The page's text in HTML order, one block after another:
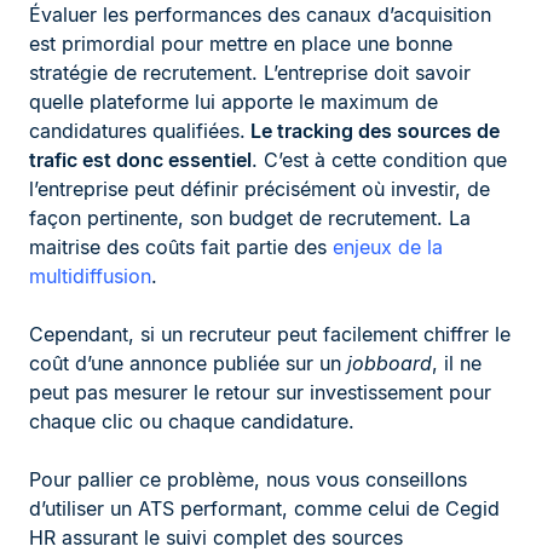
Évaluer les performances des canaux d’acquisition
est primordial pour mettre en place une bonne
stratégie de recrutement. L’entreprise doit savoir
quelle plateforme lui apporte le maximum de
candidatures qualifiées. Le tracking des sources de
trafic est donc essentiel. C’est à cette condition que
l’entreprise peut définir précisément où investir, de
façon pertinente, son budget de recrutement. La
maitrise des coûts fait partie des enjeux de la
multidiffusion.
Cependant, si un recruteur peut facilement chiffrer le
coût d’une annonce publiée sur un jobboard, il ne
peut pas mesurer le retour sur investissement pour
chaque clic ou chaque candidature.
Pour pallier ce problème, nous vous conseillons
d’utiliser un ATS performant, comme celui de Cegid
HR assurant le suivi complet des sources